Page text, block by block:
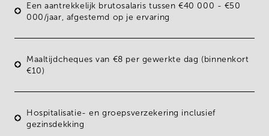
Een aantrekkelijk brutosalaris tussen€40 000 - €50
000/jaar , afgestemd op je ervaring
Maaltijdcheques van €8 per gewerkte dag (binnenkort
€10)
Hospitalisatie- en groepsverzekering inclusief
gezinsdekking